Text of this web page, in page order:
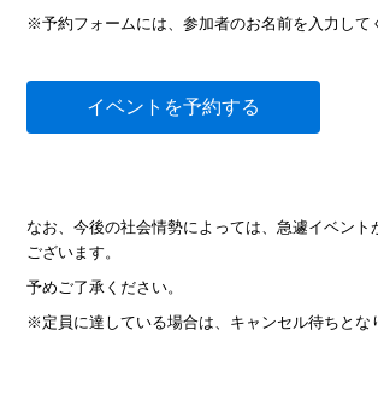
※予約フォームには、参加者のお名前を入力して
イベントを予約する
なお、今後の社会情勢によっては、急遽イベント
ございます。
予めご了承ください。
※定員に達している場合は、キャンセル待ちとな